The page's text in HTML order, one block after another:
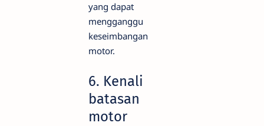
yang dapat
mengganggu
keseimbangan
motor.
6. Kenali
batasan
motor